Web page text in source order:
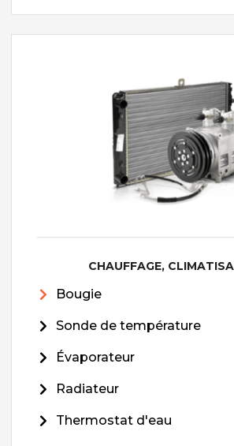
CHAUFFAGE,
Bougie
Sonde de température
Évaporateur
Radiateur
Thermostat d'eau